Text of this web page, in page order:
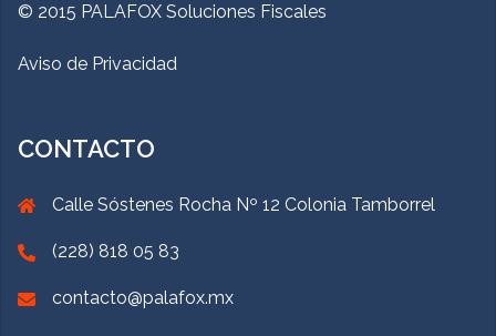
© 2015 PALAFOX Soluciones Fiscales
Aviso de Privacidad
CONTACTO
Calle Sóstenes Rocha Nº 12 Colonia Tamborrel
(228) 818 05 83
contacto@palafox.mx